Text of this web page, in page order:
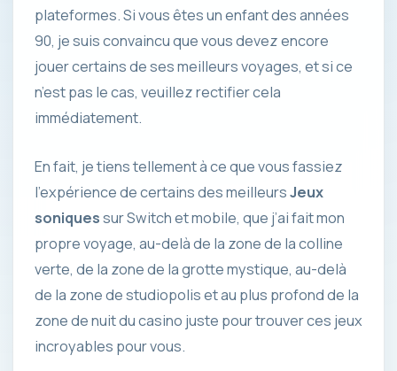
plateformes. Si vous êtes un enfant des années
90, je suis convaincu que vous devez encore
jouer certains de ses meilleurs voyages, et si ce
n’est pas le cas, veuillez rectifier cela
immédiatement.
En fait, je tiens tellement à ce que vous fassiez
l’expérience de certains des meilleursJeux
soniquessur Switch et mobile, que j’ai fait mon
propre voyage, au-delà de la zone de la colline
verte, de la zone de la grotte mystique, au-delà
de la zone de studiopolis et au plus profond de la
zone de nuit du casino juste pour trouver ces jeux
incroyables pour vous.